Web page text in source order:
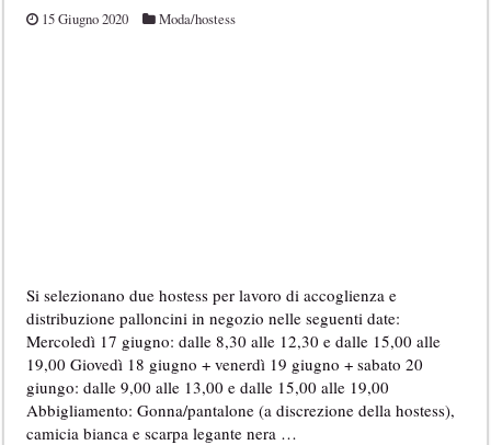
15 Giugno 2020 Moda/hostess
Si selezionano due hostess per lavoro di accoglienza e
distribuzione palloncini in negozio nelle seguenti date:
Mercoledì 17 giugno: dalle 8,30 alle 12,30 e dalle 15,00 alle
19,00 Giovedì 18 giugno + venerdì 19 giugno + sabato 20
giungo: dalle 9,00 alle 13,00 e dalle 15,00 alle 19,00
Abbigliamento: Gonna/pantalone (a discrezione della hostess),
camicia bianca e scarpa legante nera …